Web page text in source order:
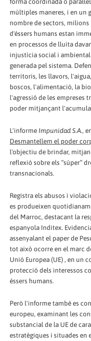
múltiples maneres, i en un
nombre de sectors, milions
d'éssers humans estan
en processos de lluita
injustícia social i ambiental
generada pel sistema.
territoris, les llavors,
boscos, l'alimentació, la
l'agressió de les empreses
poder mitjançant
L'informe Impunidad S.A.,
Desmantellem el poder
l'objectiu de brindar,
reflexió sobre els “súper”
transnacionals.
Registra els abusos i
es produeixen
del Marroc, destacant la
espanyola Inditex.
assenyalant el paper de
tot això ocorre en el marc
Unió Europea (UE) , en un
protecció dels interessos
éssers humans.
Però l'informe també es
europeu, examinant les
substancial de la UE de
estratègiques i situades en